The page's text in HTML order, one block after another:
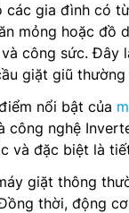
gia đình có
mỏng hoặc đồ
công sức. Đây
giặt giũ thường
nổi bật của
công nghệ
và đặc biệt là
giặt thông
thời, động